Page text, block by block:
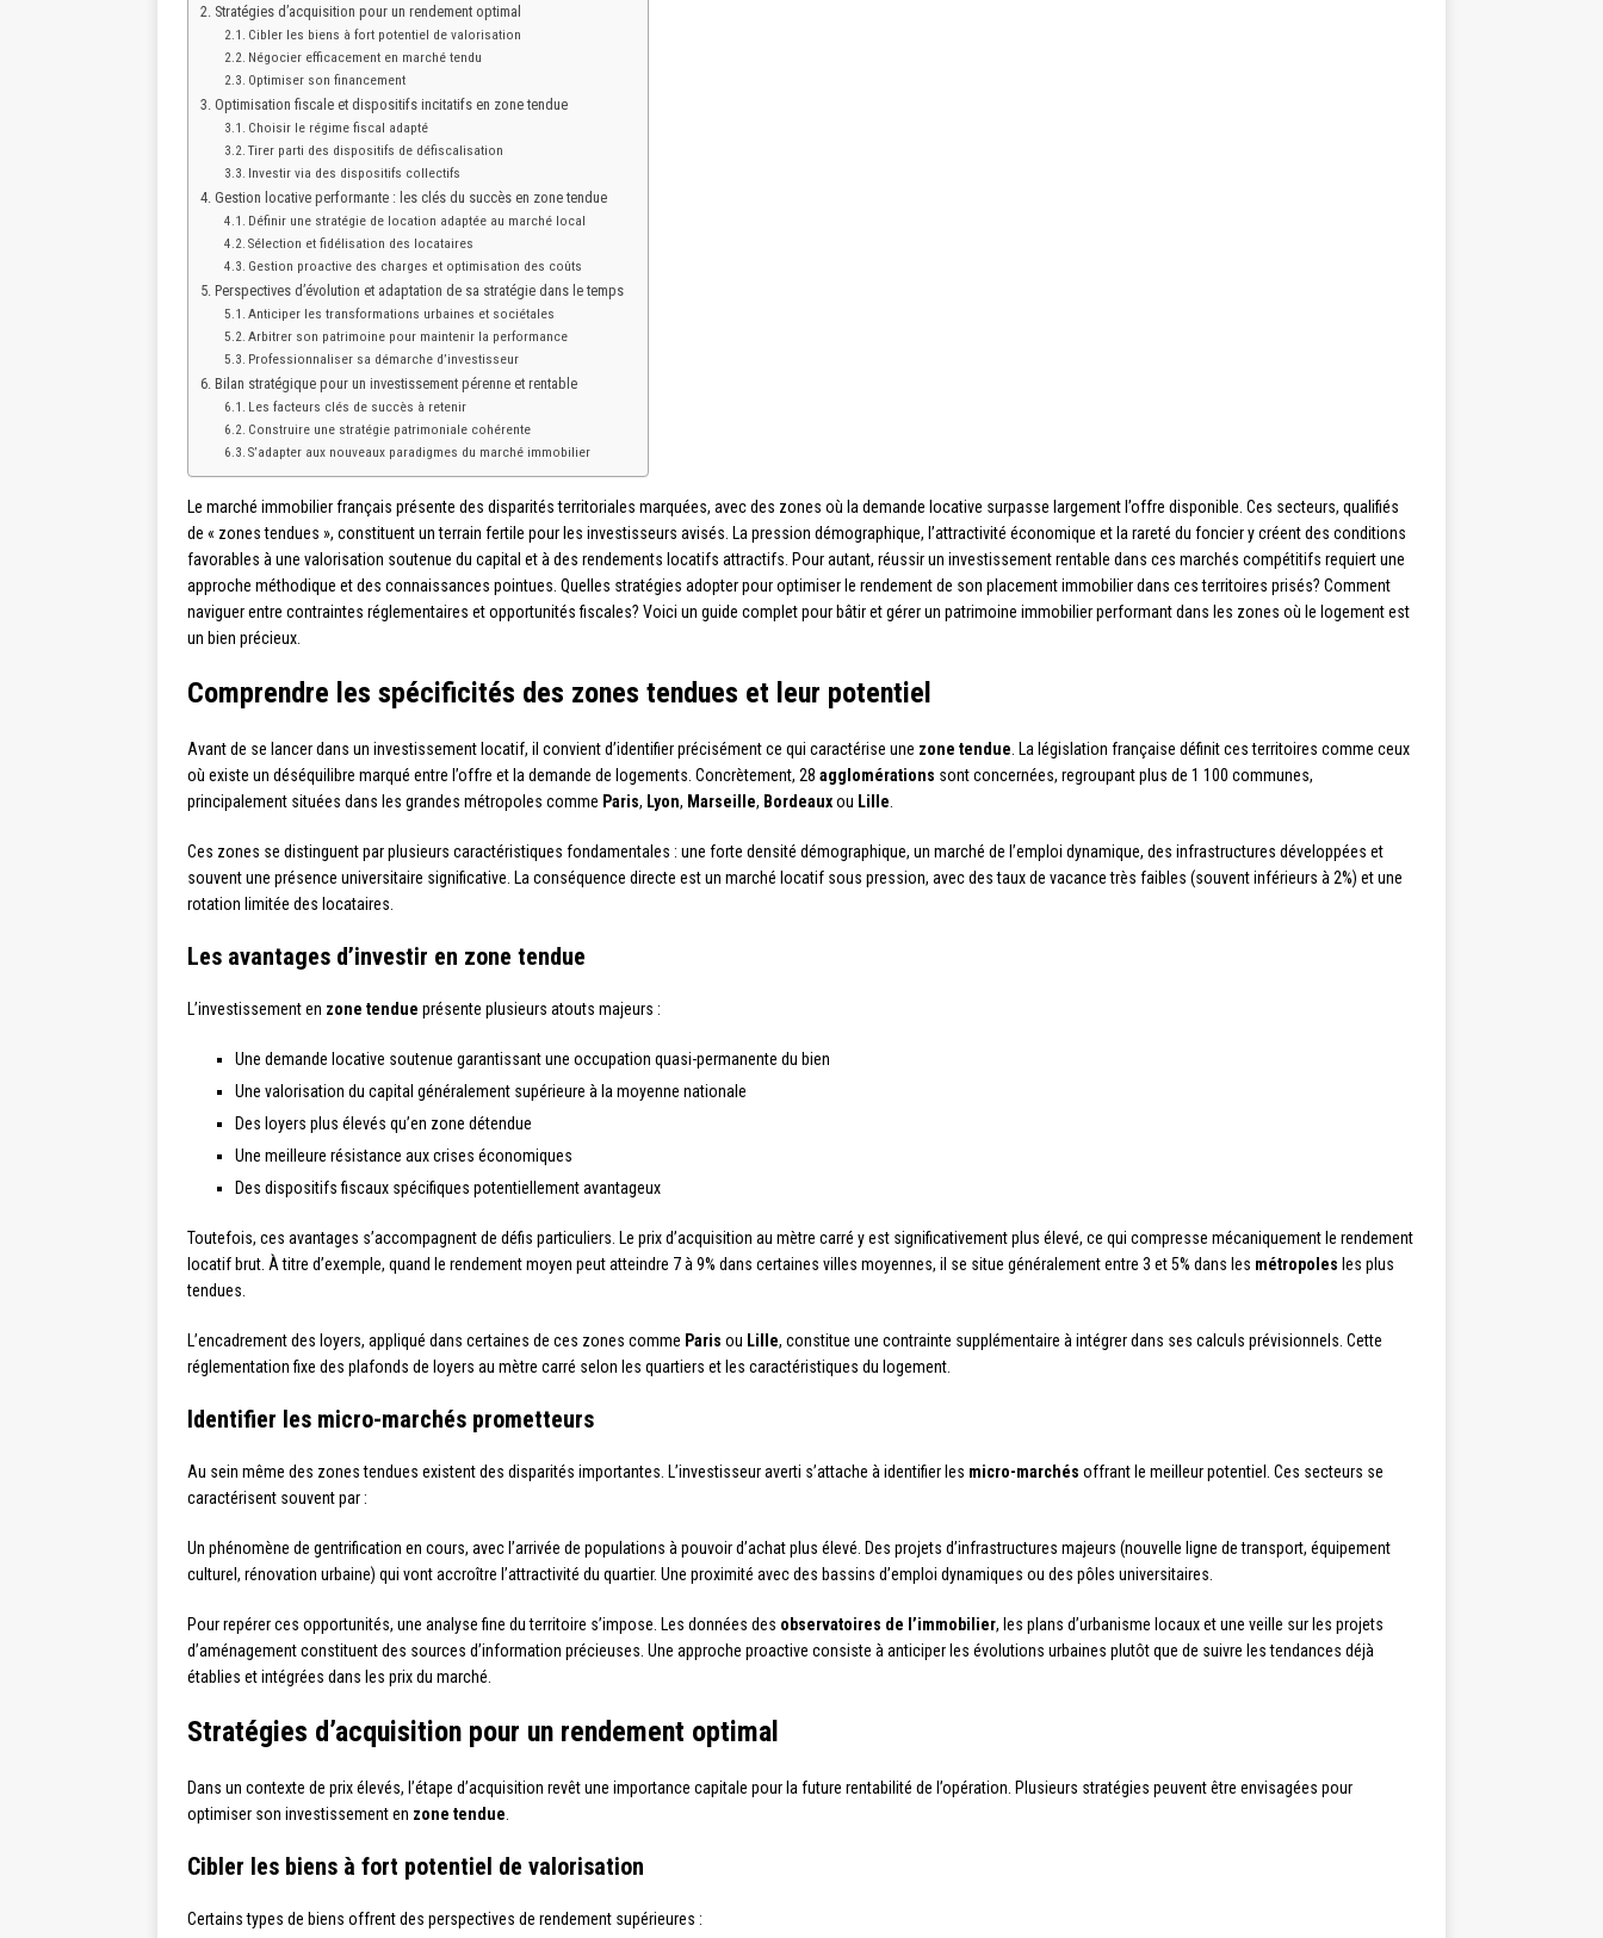
Stratégies d’acquisition pour un rendement optimal
Cibler les biens à fort potentiel de valorisation
Négocier efficacement en marché tendu
Optimiser son financement
Optimisation fiscale et dispositifs incitatifs en zone tendue
Choisir le régime fiscal adapté
Tirer parti des dispositifs de défiscalisation
Investir via des dispositifs collectifs
Gestion locative performante : les clés du succès en zone tendue
Définir une stratégie de location adaptée au marché local
Sélection et fidélisation des locataires
Gestion proactive des charges et optimisation des coûts
Perspectives d’évolution et adaptation de sa stratégie dans le temps
Anticiper les transformations urbaines et sociétales
Arbitrer son patrimoine pour maintenir la performance
Professionnaliser sa démarche d’investisseur
Bilan stratégique pour un investissement pérenne et rentable
Les facteurs clés de succès à retenir
Construire une stratégie patrimoniale cohérente
S’adapter aux nouveaux paradigmes du marché immobilier
Le marché immobilier français présente des disparités territoriales marquées, avec des zones où la demande locative surpasse largement l’offre disponible. Ces secteurs, qualifiés
de « zones tendues », constituent un terrain fertile pour les investisseurs avisés. La pression démographique, l’attractivité économique et la rareté du foncier y créent des conditions
favorables à une valorisation soutenue du capital et à des rendements locatifs attractifs. Pour autant, réussir un investissement rentable dans ces marchés compétitifs requiert une
approche méthodique et des connaissances pointues. Quelles stratégies adopter pour optimiser le rendement de son placement immobilier dans ces territoires prisés? Comment
naviguer entre contraintes réglementaires et opportunités fiscales? Voici un guide complet pour bâtir et gérer un patrimoine immobilier performant dans les zones où le logement est
un bien précieux.
Comprendre les spécificités des zones tendues et leur potentiel
Avant de se lancer dans un investissement locatif, il convient d’identifier précisément ce qui caractérise une zone tendue . La législation française définit ces territoires comme ceux
où existe un déséquilibre marqué entre l’offre et la demande de logements. Concrètement, 28 agglomérations sont concernées, regroupant plus de 1 100 communes,
principalement situées dans les grandes métropoles comme Paris, Lyon, Marseille, Bordeauxou Lille
Ces zones se distinguent par plusieurs caractéristiques fondamentales : une forte densité démographique, un marché de l’emploi dynamique, des infrastructures développées et
souvent une présence universitaire significative. La conséquence directe est un marché locatif sous pression, avec des taux de vacance très faibles (souvent inférieurs à 2%) et une
rotation limitée des locataires.
Les avantages d’investir en zone tendue
L’investissement en zone tendue présente plusieurs atouts majeurs :
Une demande locative soutenue garantissant une occupation quasi-permanente du bien
Une valorisation du capital généralement supérieure à la moyenne nationale
Des loyers plus élevés qu’en zone détendue
Une meilleure résistance aux crises économiques
Des dispositifs fiscaux spécifiques potentiellement avantageux
Toutefois, ces avantages s’accompagnent de défis particuliers. Le prix d’acquisition au mètre carré y est significativement plus élevé, ce qui compresse mécaniquement le rendement
locatif brut. À titre d’exemple, quand le rendement moyen peut atteindre 7 à 9% dans certaines villes moyennes, il se situe généralement entre 3 et 5% dans les métropoles les plus
tendues.
L’encadrement des loyers, appliqué dans certaines de ces zones comme Paris ou Lille, constitue une contrainte supplémentaire à intégrer dans ses calculs prévisionnels. Cette
réglementation fixe des plafonds de loyers au mètre carré selon les quartiers et les caractéristiques du logement.
Identifier les micro-marchés prometteurs
Au sein même des zones tendues existent des disparités importantes. L’investisseur averti s’attache à identifier les micro-marchés offrant le meilleur potentiel. Ces secteurs se
caractérisent souvent par :
Un phénomène de gentrification en cours, avec l’arrivée de populations à pouvoir d’achat plus élevé. Des projets d’infrastructures majeurs (nouvelle ligne de transport, équipement
culturel, rénovation urbaine) qui vont accroître l’attractivité du quartier. Une proximité avec des bassins d’emploi dynamiques ou des pôles universitaires.
Pour repérer ces opportunités, une analyse fine du territoire s’impose. Les données des observatoires de l’immobilier, les plans d’urbanisme locaux et une veille sur les projets
d’aménagement constituent des sources d’information précieuses. Une approche proactive consiste à anticiper les évolutions urbaines plutôt que de suivre les tendances déjà
établies et intégrées dans les prix du marché.
Stratégies d’acquisition pour un rendement optimal
Dans un contexte de prix élevés, l’étape d’acquisition revêt une importance capitale pour la future rentabilité de l’opération. Plusieurs stratégies peuvent être envisagées pour
optimiser son investissement en zone tendue
Cibler les biens à fort potentiel de valorisation
Certains types de biens offrent des perspectives de rendement supérieures :